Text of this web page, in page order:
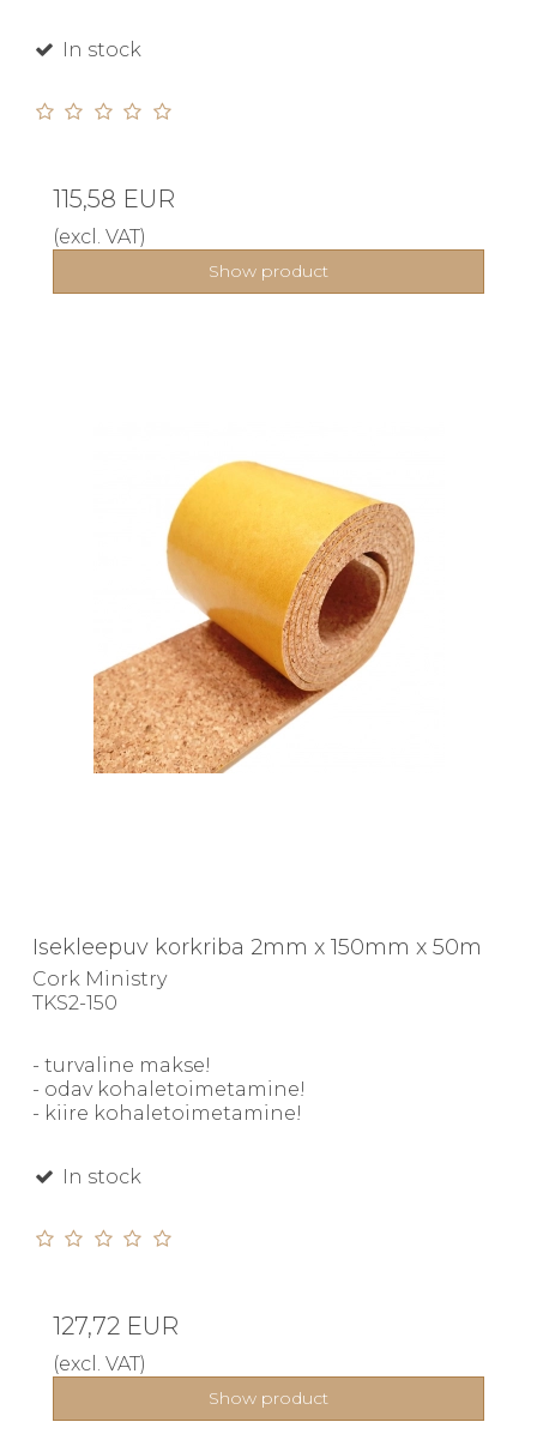
In stock
115,58 EUR
(excl. VAT)
Show product
Isekleepuv korkriba 2mm x 150mm x 50m
Cork Ministry
TKS2-150
- turvaline makse!
- odav kohaletoimetamine!
- kiire kohaletoimetamine!
In stock
127,72 EUR
(excl. VAT)
Show product